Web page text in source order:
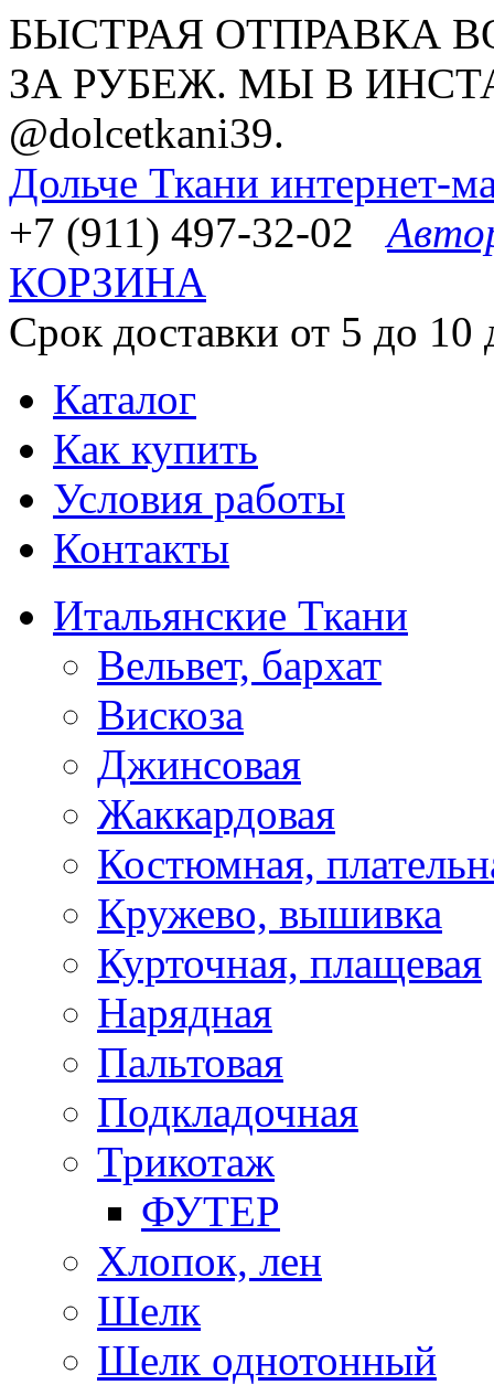
БЫСТРАЯ ОТПРАВКА
ЗА РУБЕЖ. МЫ В
@dolcetkani39.
Дольче Ткани интернет-
+7 (911) 497-32-02
КОРЗИНА
Срок доставки от 5 до 10
Каталог
Как купить
Условия работы
Контакты
Итальянские Ткани
Вельвет, бархат
Вискоза
Джинсовая
Жаккардовая
Костюмная,
Кружево, вышивка
Курточная, плащевая
Нарядная
Пальтовая
Подкладочная
Трикотаж
ФУТЕР
Хлопок, лен
Шелк
Шелк однотонный